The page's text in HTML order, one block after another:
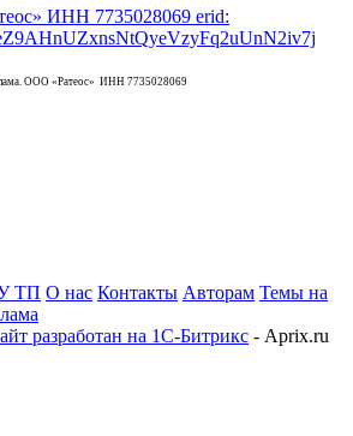
ООО «Ратеос» ИНН 7735028069
ТП О нас Контакты Авторам Темы на
разработан на 1С-Битрикс - Aprix.ru